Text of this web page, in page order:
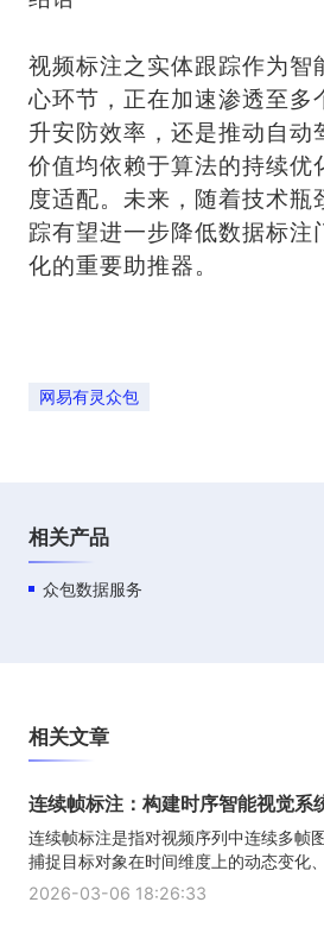
视频标注之实体跟踪作为智
心环节，正在加速渗透至多
升安防效率，还是推动自动
价值均依赖于算法的持续优
度适配。未来，随着技术瓶
踪有望进一步降低数据标注
化的重要助推器。
网易有灵众包
相关产品
众包数据服务
相关文章
连续帧标注：构建时序智能视觉系
连续帧标注是指对视频序列中连续多帧
捕捉目标对象在时间维度上的动态变化
2026-03-06 18:26:33